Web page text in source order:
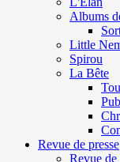
Albums
Little
Spirou
La Bête
Revue de presse
Revue de